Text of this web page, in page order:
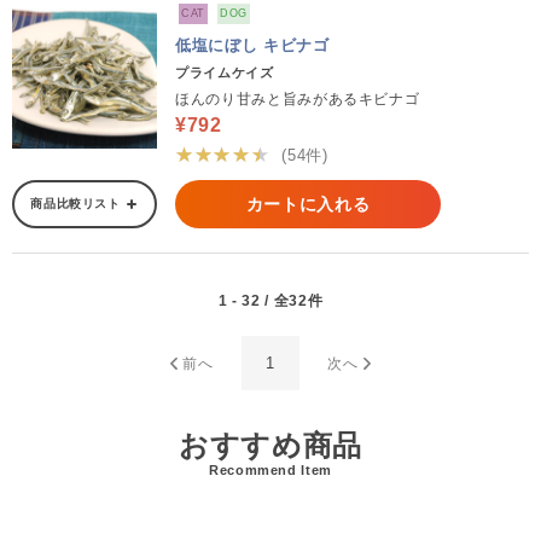
CAT DOG
低塩にぼし キビナゴ
プライムケイズ
ほんのり甘みと旨みがあるキビナゴ
¥792
★★★★★
(54件)
商品比較リスト カートに入れる
1 - 32 / 全32件
前へ 1 次へ
おすすめ商品
Recommend Item